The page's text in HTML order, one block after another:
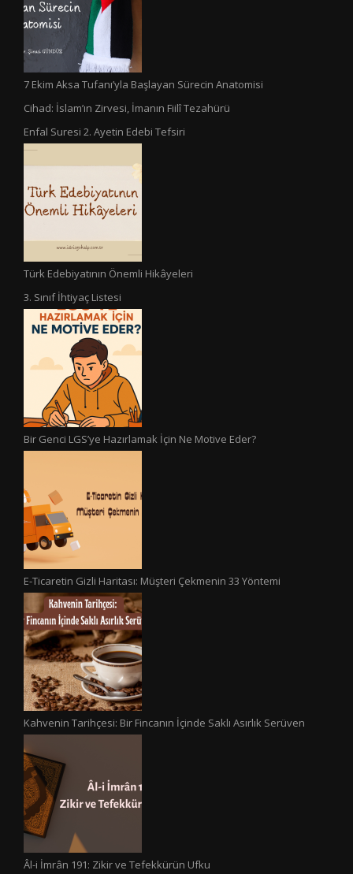
7 Ekim Aksa Tufanı’yla Başlayan Sürecin Anatomisi
Cihad: İslam’ın Zirvesi, İmanın Fiilî Tezahürü
Enfal Suresi 2. Ayetin Edebi Tefsiri
Türk Edebiyatının Önemli Hikâyeleri
3. Sınıf İhtiyaç Listesi
Bir Genci LGS’ye Hazırlamak İçin Ne Motive Eder?
E-Ticaretin Gizli Haritası: Müşteri Çekmenin 33 Yöntemi
Kahvenin Tarihçesi: Bir Fincanın İçinde Saklı Asırlık Serüven
Âl-i İmrân 191: Zikir ve Tefekkürün Ufku